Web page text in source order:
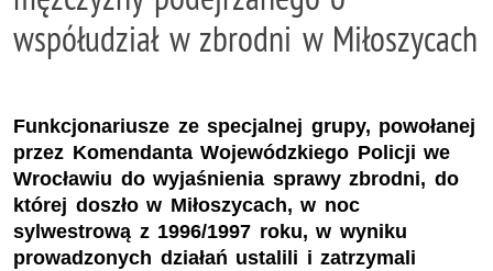
współudział w zbrodni w Miłoszycach
Funkcjonariusze ze specjalnej grupy, powołanej
przez Komendanta Wojewódzkiego Policji we
Wrocławiu do wyjaśnienia sprawy zbrodni, do
której doszło w Miłoszycach, w noc
sylwestrową z 1996/1997 roku, w wyniku
prowadzonych działań ustalili i zatrzymali